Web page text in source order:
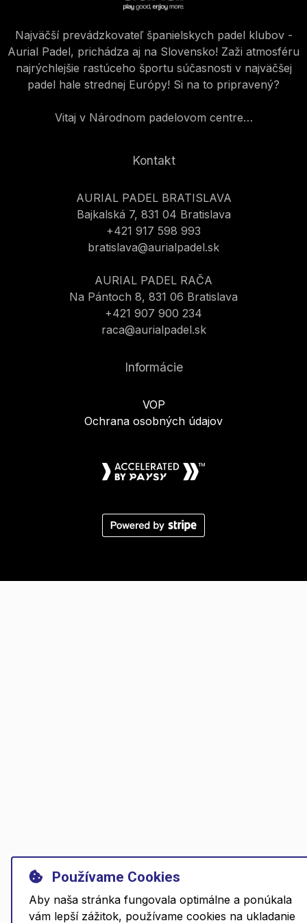
Najväčší prevádzkovateľ španielskych padel klubov -
Aurial Padel, prichádza aj na Slovensko! Zaži atmosféru
najrýchlejšie rastúceho športu súčasnosti v najväčšej
padel hale strednej Európy! Si na to pripravený?
Vitaj v Národnom padelovom centre…
Kontakt
AURIAL PADEL BRATISLAVA
Bajkalská 7, 831 04 Bratislava
+421 917 598 993
bratislava@aurialpadel.sk
AURIAL PADEL RAČA
Na Pántoch 8, 831 06 Bratislava
+421 907 900 234
raca@aurialpadel.sk
Informácie
VOP
Ochrana osobných údajov
Používame Cookies
Aby naša stránka fungovala optimálne a ponúkala
vám lepší zážitok, používame cookies na ukladanie